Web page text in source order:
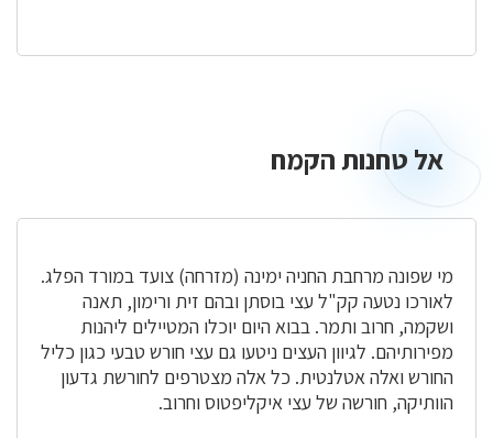
אל טחנות הקמח
מי שפונה מרחבת החניה ימינה (מזרחה) צועד במורד הפלג.
לאורכו נטעה קק"ל עצי בוסתן ובהם זית ורימון, תאנה
ושקמה, חרוב ותמר. בבוא היום יוכלו המטיילים ליהנות
מפירותיהם. לגיוון העצים ניטעו גם עצי חורש טבעי כגון כליל
החורש ואלה אטלנטית. כל אלה מצטרפים לחורשת גדעון
הוותיקה, חורשה של עצי איקליפטוס וחרוב.